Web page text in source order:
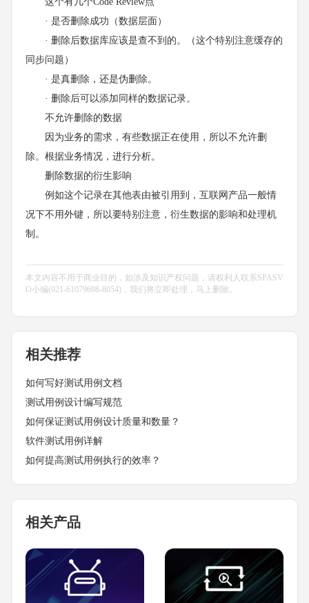
· 是否删除成功（数据层面）
· 删除后数据库应该是查不到的。（这个特别注意缓存的
同步问题）
· 是真删除，还是伪删除。
· 删除后可以添加同样的数据记录。
不允许删除的数据
因为业务的需求，有些数据正在使用，所以不允许删
除。根据业务情况，进行分析。
删除数据的衍生影响
例如这个记录在其他表由被引用到，互联网产品一般情
况下不用外键，所以要特别注意，衍生数据的影响和处理机
制。
本文内容不用于商业目的，如涉及知识产权问题，请权利人联系SPASV
O小编(021-61079698-8054)，我们将立即处理，马上删除。
相关推荐
如何写好测试用例文档
测试用例设计编写规范
如何保证测试用例设计质量和数量？
软件测试用例详解
如何提高测试用例执行的效率？
相关产品